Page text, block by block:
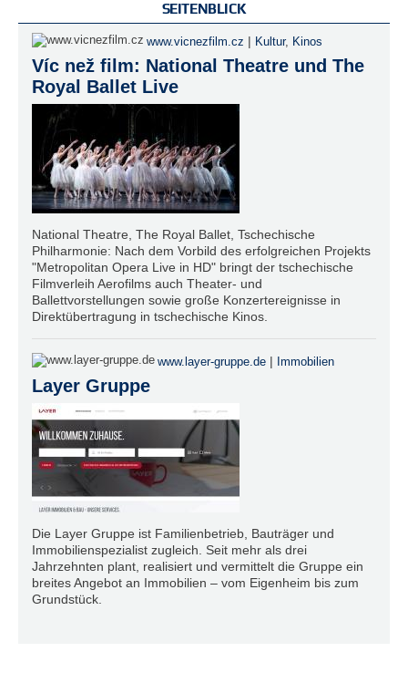
SEITENBLICK
www.vicnezfilm.cz | Kultur, Kinos
Víc než film: National Theatre und The
Royal Ballet Live
National Theatre, The Royal Ballet, Tschechische
Philharmonie: Nach dem Vorbild des erfolgreichen Projekts
"Metropolitan Opera Live in HD" bringt der tschechische
Filmverleih Aerofilms auch Theater- und
Ballettvorstellungen sowie große Konzertereignisse in
Direktübertragung in tschechische Kinos.
www.layer-gruppe.de | Immobilien
Layer Gruppe
Die Layer Gruppe ist Familienbetrieb, Bauträger und
Immobilienspezialist zugleich. Seit mehr als drei
Jahrzehnten plant, realisiert und vermittelt die Gruppe ein
breites Angebot an Immobilien – vom Eigenheim bis zum
Grundstück.